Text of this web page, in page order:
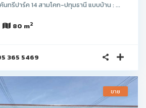
นทรีปาร์ค 14 สามโคก-ปทุมธานี แบบบ้าน : ...
80 m2
365 5469
ขาย